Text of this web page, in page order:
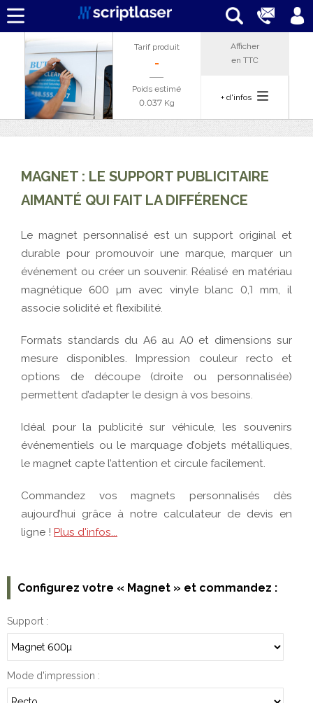
Tarif produit
-
Poids estimé
0.037 Kg
Afficher
en TTC
+ d'infos
Configurez votre « Magnet » et commandez :
Support
Mode d'impression